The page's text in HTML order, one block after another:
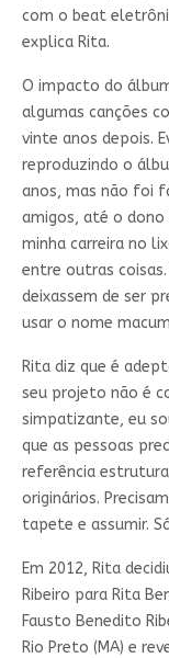
com o beat
explica Rita.
O impacto do
algumas canções
vinte anos depois.
reproduzindo o
anos, mas não foi
amigos, até o dono
minha carreira no
entre outras coisas.
deixassem de ser
usar o nome
Rita diz que é
seu projeto não é
simpatizante, eu
que as pessoas
referência
originários.
tapete e assumir.
Em 2012, Rita
Ribeiro para Rita
Fausto Benedito
Rio Preto (MA) e